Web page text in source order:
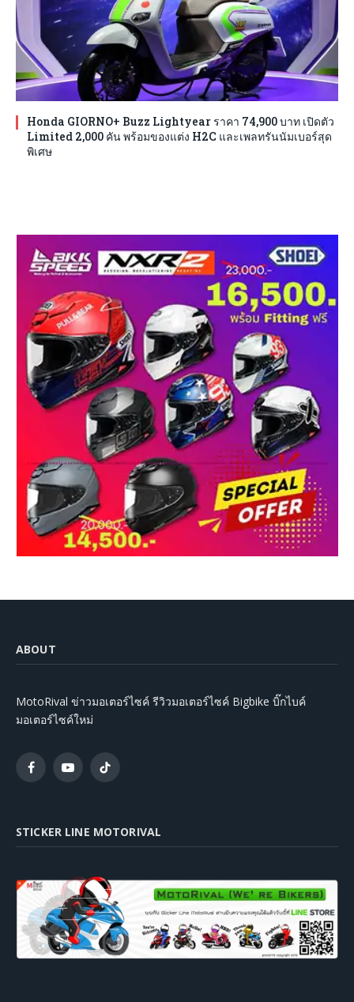
Honda GIORNO+ Buzz Lightyear ราคา 74,900 บาท เปิดตัว
Limited 2,000 คัน พร้อมของแต่ง H2C และเพลทรันนัมเบอร์สุด
พิเศษ
ABOUT
MotoRival ข่าวมอเตอร์ไซค์ รีวิวมอเตอร์ไซค์ Bigbike บิ๊กไบค์
มอเตอร์ไซค์ใหม่
FacebookYouTubeTikTok
STICKER LINE MOTORIVAL